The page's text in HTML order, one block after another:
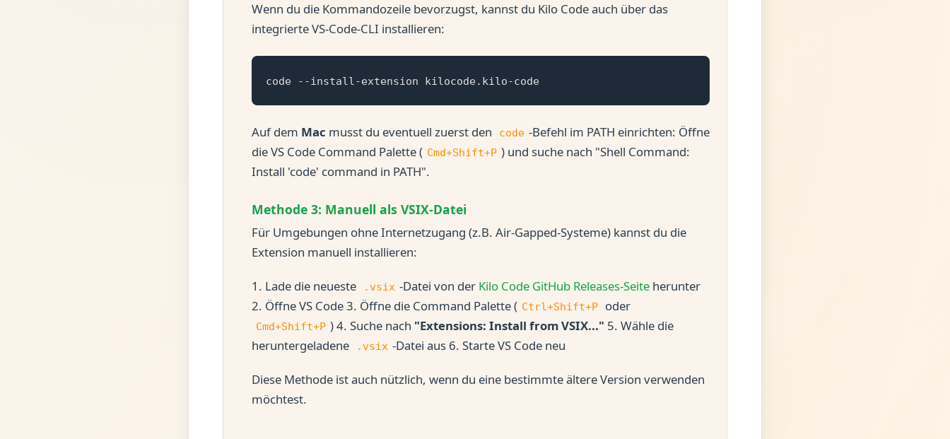
Wenn du die Kommandozeile bevorzugst, kannst du Kilo Code auch über das
integrierte VS-Code-CLI installieren:
code --install-extension kilocode.kilo-code
Auf dem Mac musst du eventuell zuerst den code -Befehl im PATH einrichten: Öffne
die VS Code Command Palette ( Cmd+Shift+P ) und suche nach "Shell Command:
Install 'code' command in PATH".
Methode 3: Manuell als VSIX-Datei
Für Umgebungen ohne Internetzugang (z.B. Air-Gapped-Systeme) kannst du die
Extension manuell installieren:
1. Lade die neueste .vsix -Datei von der Kilo Code GitHub Releases-Seiteherunter
2. Öffne VS Code 3. Öffne die Command Palette ( Ctrl+Shift+P oder
Cmd+Shift+P ) 4. Suche nach "Extensions: Install from VSIX..." 5. Wähle die
heruntergeladene
.vsix -Datei aus 6. Starte VS Code neu
Diese Methode ist auch nützlich, wenn du eine bestimmte ältere Version verwenden
möchtest.